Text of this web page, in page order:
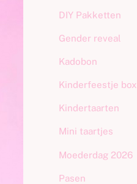
DIY Pakketten
Gender reveal
Kadobon
Kinderfeestje box
Kindertaarten
Mini taartjes
Moederdag 2026
Pasen